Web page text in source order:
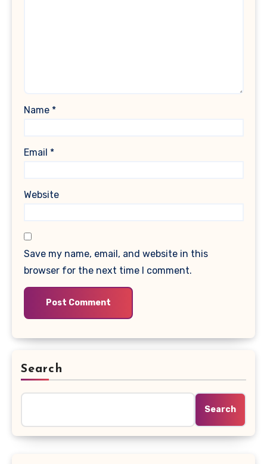
Name *
Email *
Website
Save my name, email, and website in this
browser for the next time I comment.
Search
Search